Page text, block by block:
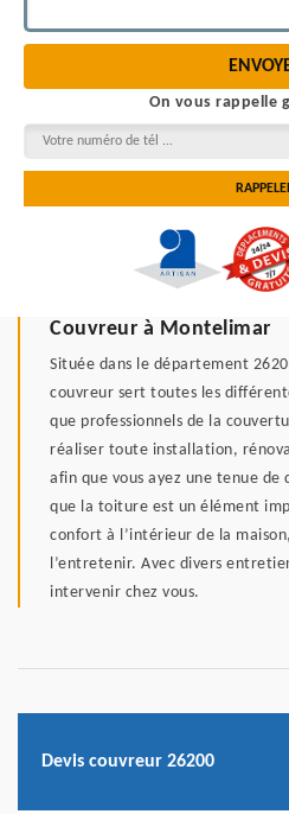
On vous rappelle
Couvreur à Montelimar
Située dans le département
couvreur sert toutes les
que professionnels de la
réaliser toute installation,
afin que vous ayez une tenue
que la toiture est un élément
confort à l’intérieur de la
l’entretenir. Avec divers
intervenir chez vous.
Devis couvreur 26200